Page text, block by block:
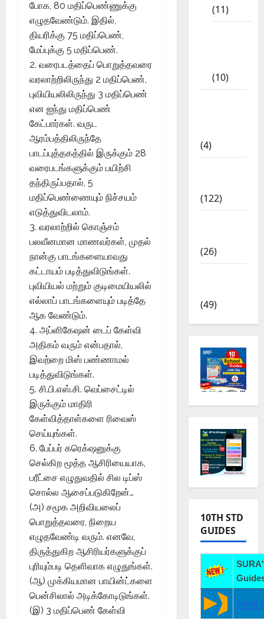
போக, 80 மதிப்பெண்ணுக்கு
எழுதவேண்டும். இதில்,
தியரிக்கு 75 மதிப்பெண்,
மேப்புக்கு 5 மதிப்பெண்.
2. வரைபடத்தைப் பொறுத்தவரை
வரலாற்றிலிருந்து 2 மதிப்பெண்,
புவியியலிலிருந்து 3 மதிப்பெண்
என ஐந்து மதிப்பெண்
கேட்பார்கள். வருட
ஆரம்பத்திலிருந்தே
பாடப்புத்தகத்தில் இருக்கும் 28
வரைபடங்களுக்கும் பயிற்சி
தந்திருப்பதால், 5
மதிப்பெண்ணையும் நிச்சயம்
எடுத்துவிடலாம்.
3. வரலாற்றில் கொஞ்சம்
பலவீனமான மாணவர்கள், முதல்
நான்கு பாடங்களையாவது
கட்டாயம் படித்துவிடுங்கள்.
புவியியல் மற்றும் குடிமையியலில்
எல்லாப் பாடங்களையும் படித்தே
ஆக வேண்டும்.
4. அப்ளிகேஷன் டைப் கேள்வி
அதிகம் வரும் என்பதால்,
இவற்றை மிஸ் பண்ணாமல்
படித்துவிடுங்கள்.
5. சி.பி.எஸ்.சி. வெப்சைட்டில்
இருக்கும் மாதிரி
கேள்வித்தாள்களை ரிவைஸ்
செய்யுங்கள்.
6. பேப்பர் கரெக்‌ஷனுக்கு
செல்கிற மூத்த ஆசிரியையாக,
பரீட்சை எழுதுவதில் சில டிப்ஸ்
சொல்ல ஆசைப்படுகிறேன்…
(அ) சமூக அறிவியலைப்
பொறுத்தவரை, நிறைய
எழுதவேண்டி வரும். எனவே,
திருத்துகிற ஆசிரியர்களுக்குப்
புரியும்படி தெளிவாக எழுதுங்கள்.
(ஆ) முக்கியமான பாயின்ட்களை
பென்சிலால் அடிக்கோடிடுங்கள்.
(இ) 3 மதிப்பெண் கேள்வி
(11)
(10)
(4)
(122)
(26)
(49)
10TH STD
GUIDES
Tamil